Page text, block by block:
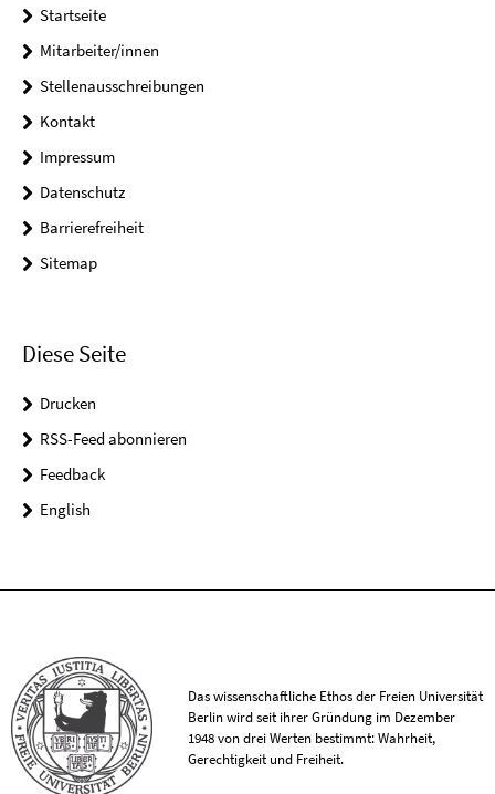
Startseite
Mitarbeiter/innen
Stellenausschreibungen
Kontakt
Impressum
Datenschutz
Barrierefreiheit
Sitemap
Diese Seite
Drucken
RSS-Feed abonnieren
Feedback
English
Das wissenschaftliche Ethos der Freien Universität
Berlin wird seit ihrer Gründung im Dezember
1948 von drei Werten bestimmt: Wahrheit,
Gerechtigkeit und Freiheit.